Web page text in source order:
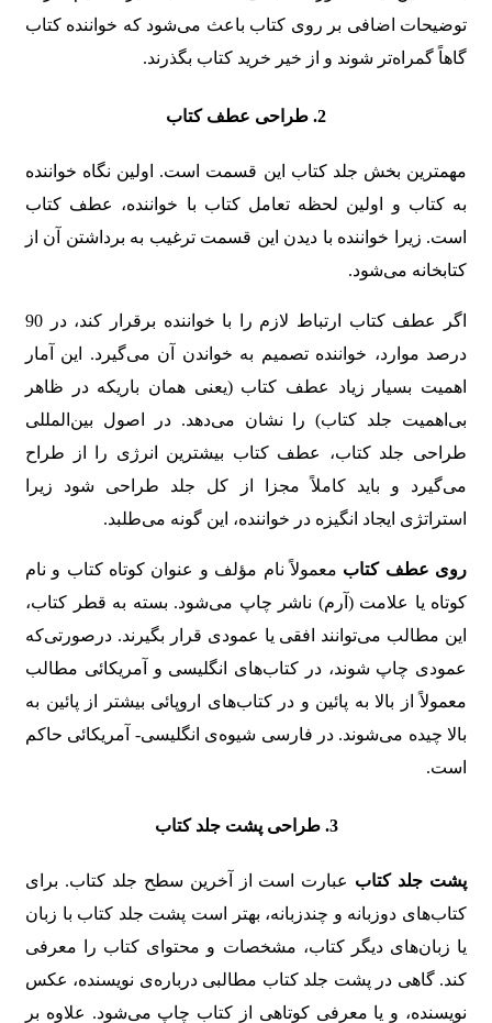
توضیحات اضافی بر روی کتاب باعث می‌شود که خواننده کتاب
گاهاً گمراه‌تر شوند و از خیر خرید کتاب بگذرند.
2. طراحی عطف کتاب
مهمترین بخش جلد کتاب این قسمت است. اولین نگاه خواننده
به کتاب و اولین لحظه تعامل کتاب با خواننده، عطف کتاب
است. زیرا خواننده با دیدن این قسمت ترغیب به برداشتن آن از
کتابخانه می‌شود.
اگر عطف کتاب ارتباط لازم را با خواننده برقرار کند، در 90
درصد موارد، خواننده تصمیم به خواندن آن می‌گیرد. این آمار
اهمیت بسیار زیاد عطف کتاب (یعنی همان باریکه در ظاهر
بی‌اهمیت جلد کتاب) را نشان می‌دهد. در اصول بین‌المللی
طراحی جلد کتاب، عطف کتاب بیشترین انرژی را از طراح
می‌گیرد و باید کاملاً مجزا از کل جلد طراحی شود زیرا
استراتژی ایجاد انگیزه در خواننده، این گونه می‌طلبد.
روی عطف کتاب معمولاً نام مؤلف و عنوان کوتاه کتاب و نام
کوتاه یا علامت (آرم) ناشر چاپ می‌شود. بسته به قطر کتاب،
این مطالب می‌توانند افقی یا عمودی قرار بگیرند. درصورتی‌که
عمودی چاپ شوند، در کتاب‌های انگلیسی و آمریکائی مطالب
معمولاً از بالا به پائین و در کتاب‌های اروپائی بیشتر از پائین به
بالا چیده می‌شوند. در فارسی شیوه‌ی انگلیسی- آمریکائی حاکم
است.
3. طراحی پشت جلد کتاب
پشت جلد کتاب عبارت است از آخرین سطح جلد کتاب. برای
کتاب‌های دوزبانه و چندزبانه، بهتر است پشت جلد کتاب با زبان
یا زبان‌های دیگر کتاب، مشخصات و محتوای کتاب را معرفی
کند. گاهی در پشت جلد کتاب مطالبی درباره‌ی نویسنده، عکس
نویسنده، و یا معرفی کوتاهی از کتاب چاپ می‌شود. علاوه بر